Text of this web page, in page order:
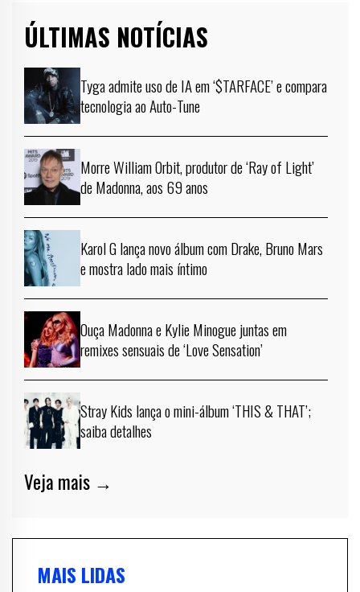
ÚLTIMAS NOTÍCIAS
Tyga admite uso de IA em ‘$TARFACE’ e compara
tecnologia ao Auto-Tune
Morre William Orbit, produtor de ‘Ray of Light’
de Madonna, aos 69 anos
Karol G lança novo álbum com Drake, Bruno Mars
e mostra lado mais íntimo
Ouça Madonna e Kylie Minogue juntas em
remixes sensuais de ‘Love Sensation’
Stray Kids lança o mini-álbum ‘THIS & THAT’;
saiba detalhes
Veja mais →
MAIS LIDAS